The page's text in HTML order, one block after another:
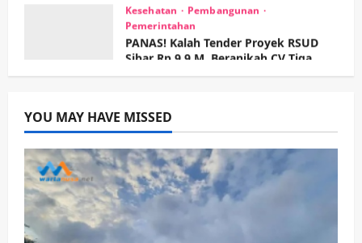
PANAS! Kalah Tender Proyek RSUD
Sibar Rp 9,9 M, Beranikah CV Tiga
Anugerah Utama Pertaruhkan
Jaminan Rp 100 Juta?
wartanusa 5 Agustus 2026
2
PWI dan Sapma PP Sidoarjo
Memanaskan Mesin Menuju Piala
wartanusa 5 Agustus 2026
Ekonomi Hiburan Pemerintahan
HOT NEWS: Ribuan Warga Wage
Tumplek Blek di Bazar Rakyat Jalan
Jambu, Borong Kuliner UMKM Sambil
YOU MAY HAVE MISSED